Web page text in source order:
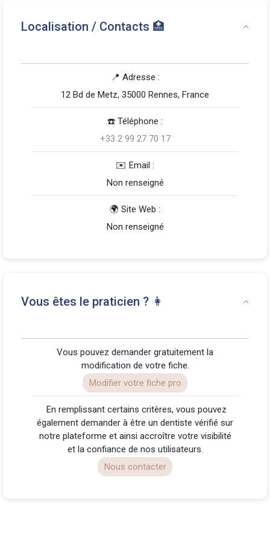
Localisation / Contacts 🏥
📍 Adresse :
12 Bd de Metz, 35000 Rennes, France
☎️️ Téléphone :
+33 2 99 27 70 17
️✉️ Email :
Non renseigné
🌍 Site Web :
Non renseigné
Vous êtes le praticien ? 👩
Vous pouvez demander gratuitement la
modification de votre fiche.
Modifier votre fiche pro
️ En remplissant certains critères, vous pouvez
également demander à être un dentiste vérifié sur
notre plateforme et ainsi accroître votre visibilité
et la confiance de nos utilisateurs.
Nous contacter